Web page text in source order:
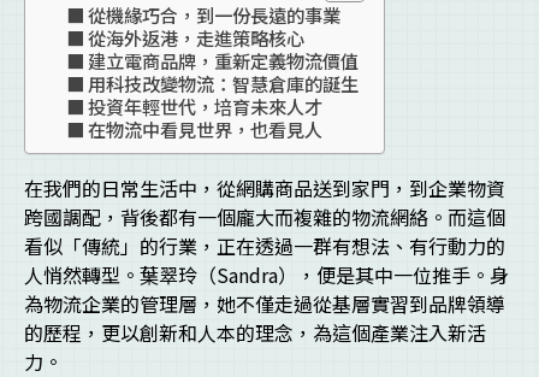
從機緣巧合，到一份長遠的事業
從海外返港，走進策略核心
建立電商品牌，重新定義物流價值
用科技改變物流：智慧倉庫的誕生
投資年輕世代，培育未來人才
在物流中看見世界，也看見人
在我們的日常生活中，從網購商品送到家門，到企業物資
跨國調配，背後都有一個龐大而複雜的物流網絡。而這個
看似「傳統」的行業，正在透過一群有想法、有行動力的
人悄然轉型。葉翠玲（Sandra），便是其中一位推手。身
為物流企業的管理層，她不僅走過從基層實習到品牌領導
的歷程，更以創新和人本的理念，為這個產業注入新活
力。